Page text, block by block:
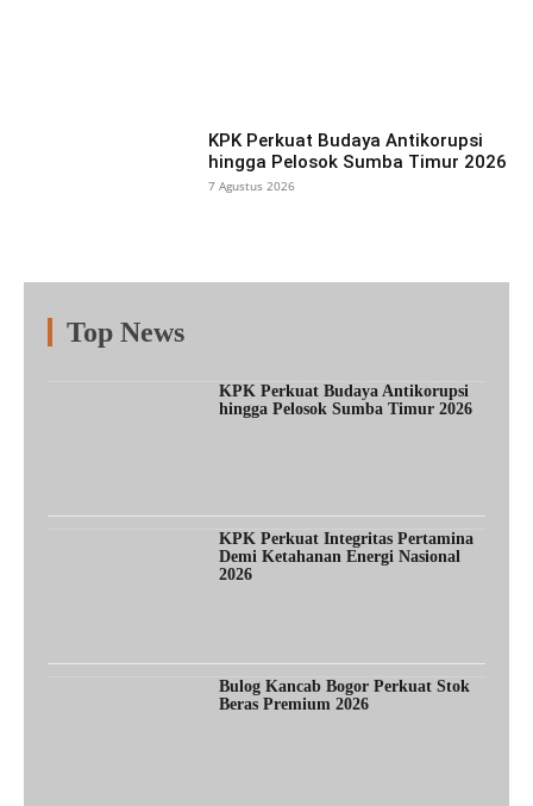
KPK Perkuat Budaya Antikorupsi
hingga Pelosok Sumba Timur 2026
7 Agustus 2026
Top News
KPK Perkuat Budaya Antikorupsi
hingga Pelosok Sumba Timur 2026
KPK Perkuat Integritas Pertamina
Demi Ketahanan Energi Nasional
2026
Bulog Kancab Bogor Perkuat Stok
Beras Premium 2026